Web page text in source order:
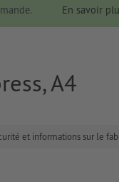
En savoir
A4
et informations sur le